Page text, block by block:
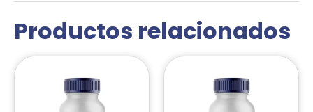
Productos relacionados